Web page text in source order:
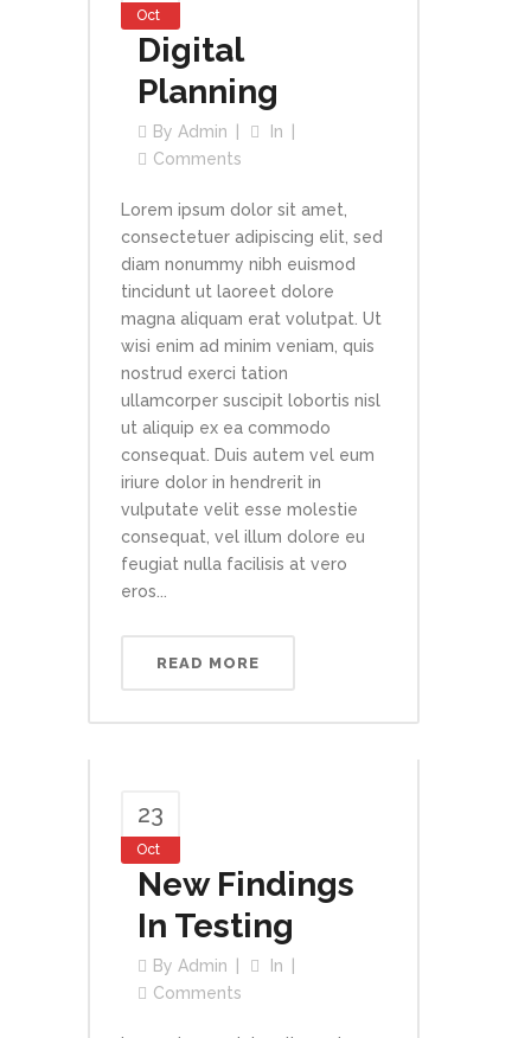
Oct
Digital
Planning
By Admin
In
Comments
Lorem ipsum dolor sit amet,
consectetuer adipiscing elit, sed
diam nonummy nibh euismod
tincidunt ut laoreet dolore
magna aliquam erat volutpat. Ut
wisi enim ad minim veniam, quis
nostrud exerci tation
ullamcorper suscipit lobortis nisl
ut aliquip ex ea commodo
consequat. Duis autem vel eum
iriure dolor in hendrerit in
vulputate velit esse molestie
consequat, vel illum dolore eu
feugiat nulla facilisis at vero
eros...
READ MORE
23
Oct
New Findings
In Testing
By Admin
In
Comments